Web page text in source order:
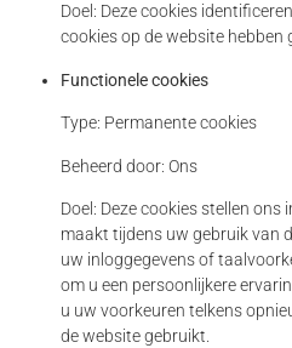
Doel: Deze cookies
cookies op de website hebben
Functionele cookies
Type: Permanente cookies
Beheerd door: Ons
Doel: Deze cookies stellen ons
maakt tijdens uw gebruik van
uw inloggegevens of
om u een persoonlijkere
u uw voorkeuren telkens
de website gebruikt.